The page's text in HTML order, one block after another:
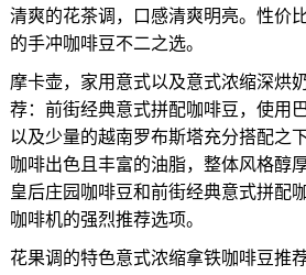
清爽的花茶调，口感清爽明亮。性价
的手冲咖啡豆不二之选。
摩卡壶，家用意式以及意式浓缩深烘
荐：前街经典意式拼配咖啡豆，使用
以及少量的越南罗布斯塔充分搭配之
咖啡出色且丰富的油脂，整体风格醇
皇后庄园咖啡豆和前街经典意式拼配
咖啡机的强烈推荐选项。
花果调的特色意式浓缩拿铁咖啡豆推